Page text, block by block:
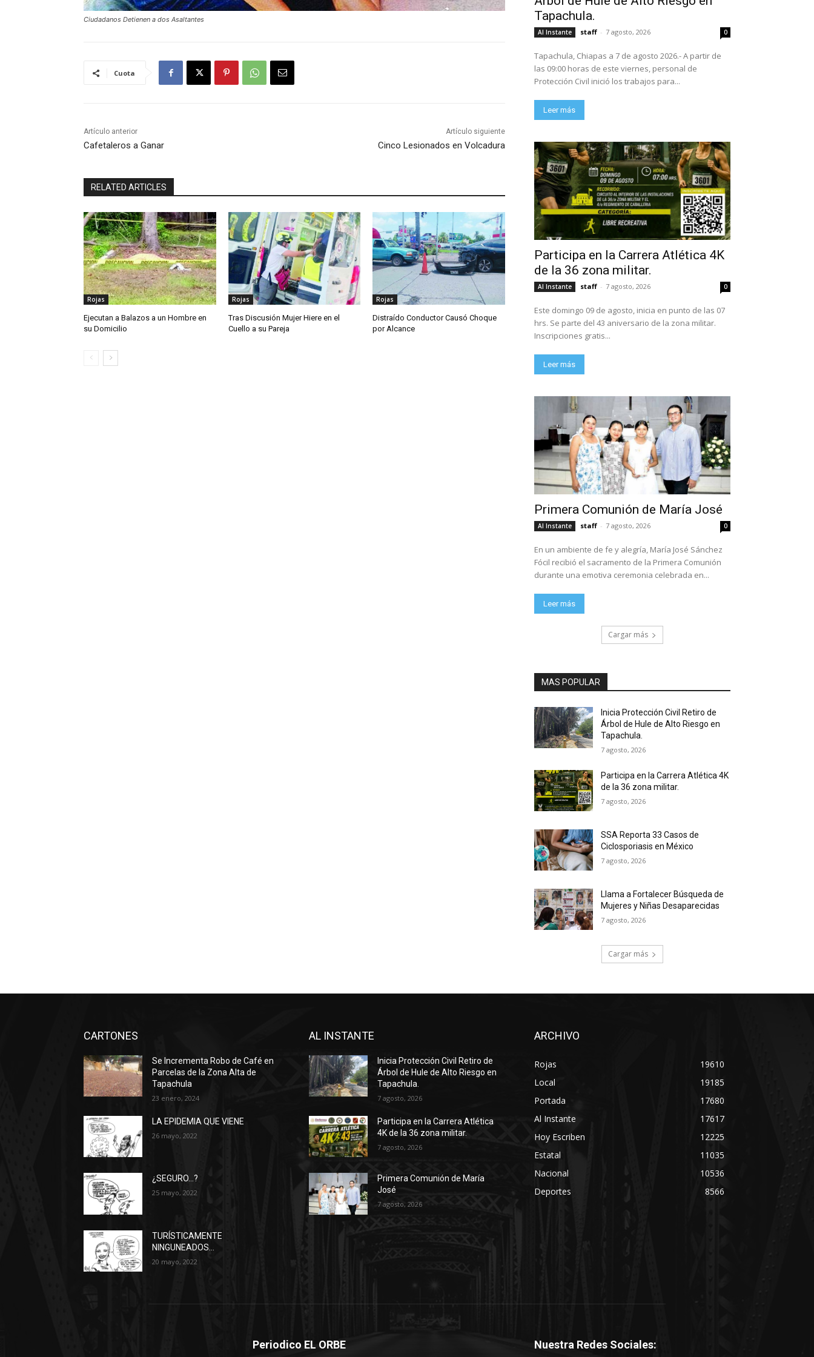
Ciudadanos Detienen a dos Asaltantes
Cuota
Artículo anterior
Cafetaleros a Ganar
Artículo siguiente
Cinco Lesionados en Volcadura
RELATED ARTICLES
Rojas
Ejecutan a Balazos a un Hombre en
su Domicilio
Rojas
Tras Discusión Mujer Hiere en el
Cuello a su Pareja
Rojas
Distraído Conductor Causó Choque
por Alcance
Tapachula.
Al Instante staff - 7 agosto, 2026 0
Tapachula, Chiapas a 7 de agosto 2026.- A partir de
las 09:00 horas de este viernes, personal de
Protección Civil inició los trabajos para...
Leer más
Participa en la Carrera Atlética 4K
de la 36 zona militar.
Al Instante staff - 7 agosto, 2026 0
Este domingo 09 de agosto, inicia en punto de las 07
hrs. Se parte del 43 aniversario de la zona militar.
Inscripciones gratis...
Leer más
Primera Comunión de María José
Al Instante staff - 7 agosto, 2026 0
En un ambiente de fe y alegría, María José Sánchez
Fócil recibió el sacramento de la Primera Comunión
durante una emotiva ceremonia celebrada en...
Leer más
Cargar más
MAS POPULAR
Inicia Protección Civil Retiro de
Árbol de Hule de Alto Riesgo en
Tapachula.
7 agosto, 2026
Participa en la Carrera Atlética 4K
de la 36 zona militar.
7 agosto, 2026
SSA Reporta 33 Casos de
Ciclosporiasis en México
7 agosto, 2026
Llama a Fortalecer Búsqueda de
Mujeres y Niñas Desaparecidas
7 agosto, 2026
Cargar más
CARTONES
Se Incrementa Robo de Café en
Parcelas de la Zona Alta de
Tapachula
23 enero, 2024
LA EPIDEMIA QUE VIENE
26 mayo, 2022
¿SEGURO…?
25 mayo, 2022
TURÍSTICAMENTE
NINGUNEADOS…
20 mayo, 2022
AL INSTANTE
Inicia Protección Civil Retiro de
Árbol de Hule de Alto Riesgo en
Tapachula.
7 agosto, 2026
Participa en la Carrera Atlética
4K de la 36 zona militar.
7 agosto, 2026
Primera Comunión de María
José
7 agosto, 2026
ARCHIVO
Rojas
19610
Local
19185
Portada
17680
Al Instante
17617
Hoy Escriben
12225
Estatal
11035
Nacional
10536
Deportes
8566
Periodico EL ORBE Nuestra Redes Sociales: